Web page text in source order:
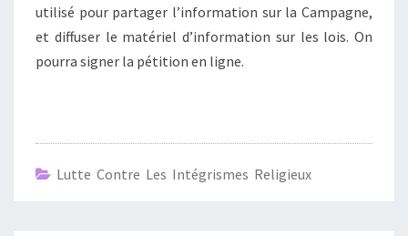
utilisé pour partager l’information sur la Campagne,
et diffuser le matériel d’information sur les lois. On
pourra signer la pétition en ligne.
Lutte Contre Les Intégrismes Religieux